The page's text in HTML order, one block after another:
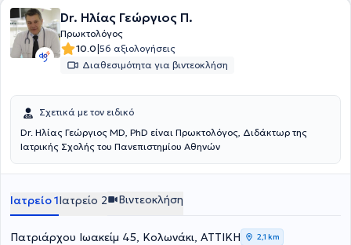
Dr. Ηλίας Γεώργιος Π.
Πρωκτολόγος
10.0|56 αξιολογήσεις
Διαθεσιμότητα για βιντεοκλήση
Σχετικά με τον ειδικό
Dr. Ηλίας Γεώργιος MD, PhD είναι Πρωκτολόγος, Διδάκτωρ της
Ιατρικής Σχολής του Πανεπιστημίου Αθηνών
Ιατρείο 1Ιατρείο 2 Βιντεοκλήση
Πατριάρχου Ιωακείμ 45, Κολωνάκι, ΑΤΤΙΚΗ 2,1 km